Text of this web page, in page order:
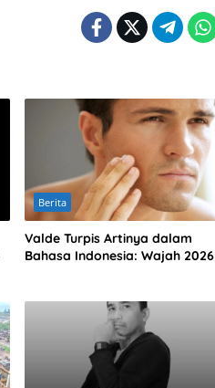
Berita
Valde Turpis Artinya dalam
Bahasa Indonesia: Wajah 2026